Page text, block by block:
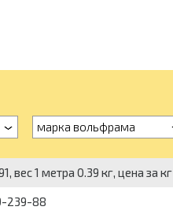
марка вольфрама
вес 1 метра 0.39 кг, цена за кг
239-88